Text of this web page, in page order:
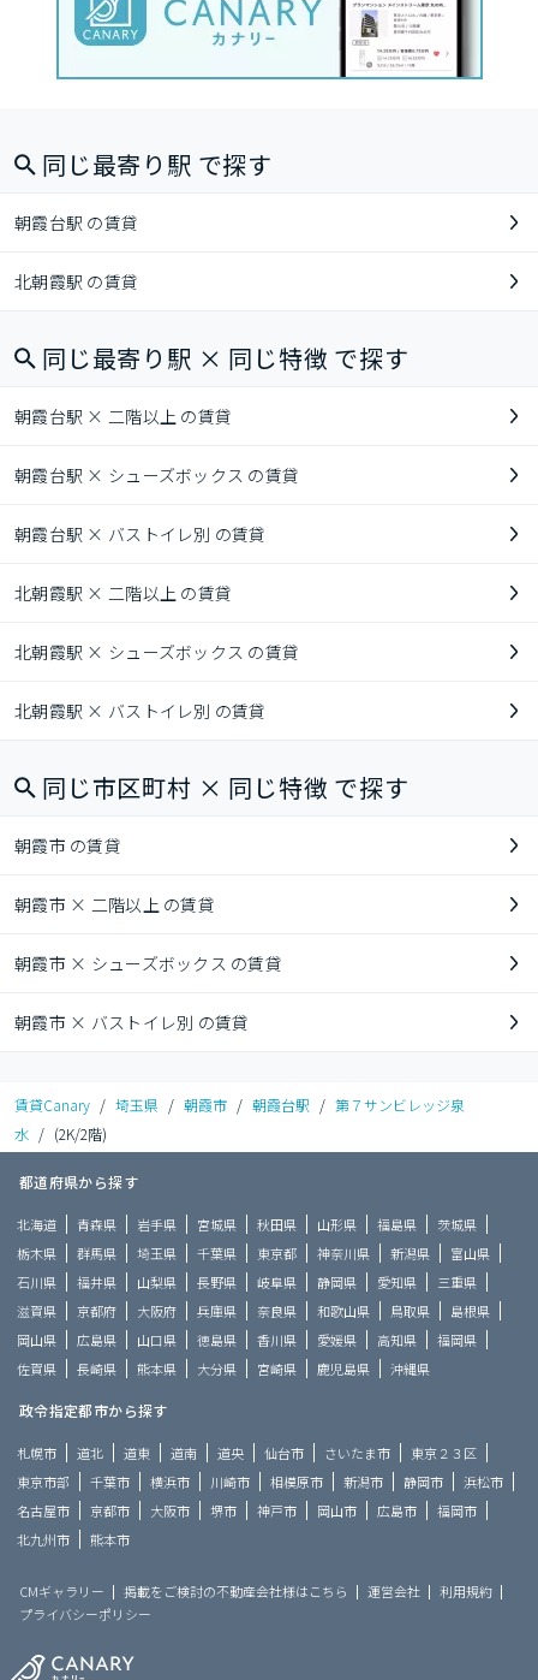
同じ最寄り駅 で探す
朝霞台駅 の賃貸
北朝霞駅 の賃貸
同じ最寄り駅 × 同じ特徴 で探す
朝霞台駅 × 二階以上 の賃貸
朝霞台駅 × シューズボックス の賃貸
朝霞台駅 × バストイレ別 の賃貸
北朝霞駅 × 二階以上 の賃貸
北朝霞駅 × シューズボックス の賃貸
北朝霞駅 × バストイレ別 の賃貸
同じ市区町村 × 同じ特徴 で探す
朝霞市 の賃貸
朝霞市 × 二階以上 の賃貸
朝霞市 × シューズボックス の賃貸
朝霞市 × バストイレ別 の賃貸
賃貸Canary / 埼玉県 / 朝霞市 / 朝霞台駅 / 第７サンビレッジ泉
水 / (2K/2階)
都道府県から探す
北海道 青森県 岩手県 宮城県 秋田県 山形県 福島県
茨城県
栃木県
群馬県 埼玉県 千葉県 東京都 神奈川県 新潟県
富山県
石川県
福井県 山梨県 長野県 岐阜県 静岡県 愛知県
三重県
滋賀県
京都府 大阪府 兵庫県 奈良県 和歌山県 鳥取県
島根県
岡山県
広島県 山口県 徳島県 香川県 愛媛県 高知県
福岡県
佐賀県
長崎県 熊本県 大分県 宮崎県 鹿児島県 沖縄県
政令指定都市から探す
札幌市 道北 道東 道南 道央 仙台市 さいたま市
東京２３区
東京市部
千葉市 横浜市 川崎市 相模原市 新潟市 静岡市
浜松市
名古屋市
京都市 大阪市 堺市 神戸市 岡山市 広島市
福岡市
北九州市
熊本市
CMギャラリー 掲載をご検討の不動産会社様はこちら 運営会社
利用規約
プライバシーポリシー